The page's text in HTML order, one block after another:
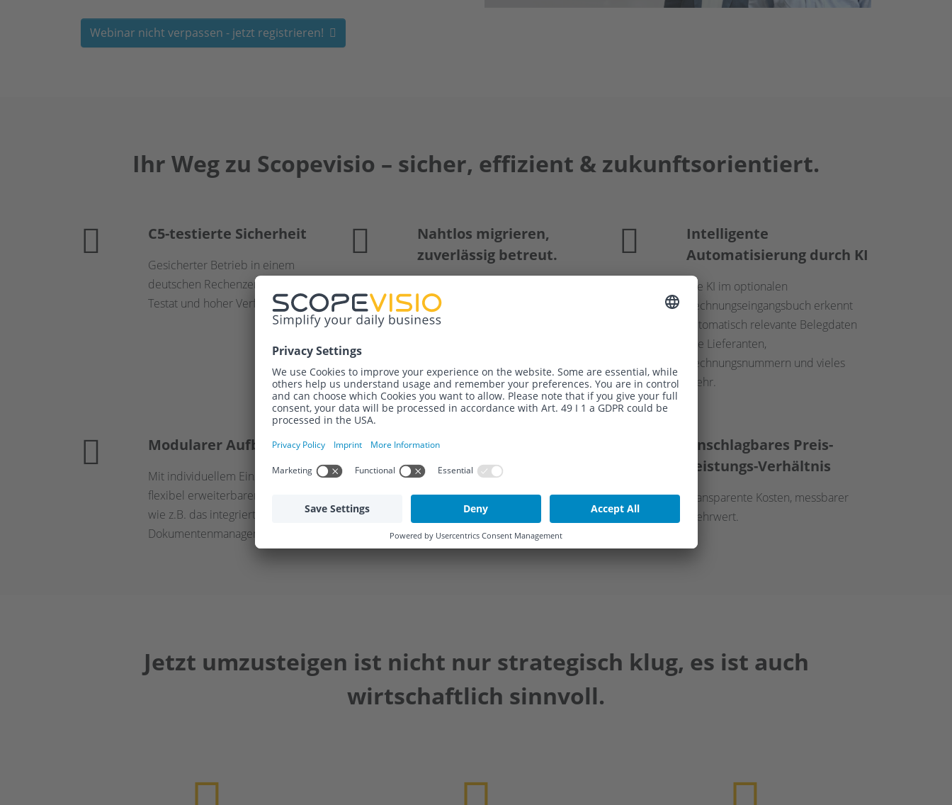
Webinar nicht verpassen - jetzt registrieren!
Ihr Weg zu Scopevisio – sicher, effizient & zukunftsorientiert.
C5-testierte Sicherheit
Gesicherter Betrieb in einem
deutschen Rechenzentrum mit C5-
Testat und hoher Verfügbarkeit.
Nahtlos migrieren,
zuverlässig betreut.
E+S-Dateischnittstellen und
erprobter Migrationsprozess mit
Intelligente
Automatisierung durch KI
Die KI im optionalen
Rechnungseingangsbuch erkennt
automatisch relevante Belegdaten
wie Lieferanten,
Rechnungsnummern und vieles
mehr.
Modularer Aufbau
Mit individuellem Einstieg und
flexibel erweiterbaren Funktionen
wie z.B. das integrierte
Dokumentenmanagement-System.
Verlässliche
Schnittstellen
Nahtlose Anbindung an bestehende
Systeme (z. B. KIS, DATEV, HR) sorgt
für Stabilität und Kontinuität.
Unschlagbares Preis-
Leistungs-Verhältnis
Transparente Kosten, messbarer
Mehrwert.
Jetzt umzusteigen ist nicht nur strategisch klug, es ist auch
wirtschaftlich sinnvoll.